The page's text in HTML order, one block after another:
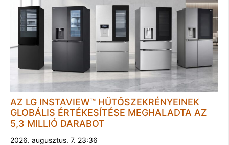
AZ LG INSTAVIEW™ HŰTŐSZEKRÉNYEINEK
GLOBÁLIS ÉRTÉKESÍTÉSE MEGHALADTA AZ
5,3 MILLIÓ DARABOT
2026. augusztus. 7. 23:36